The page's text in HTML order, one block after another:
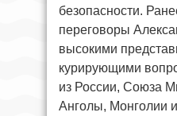
безопасности.
переговоры
высокими
курирующими
из России, Союза
Анголы, Монголии